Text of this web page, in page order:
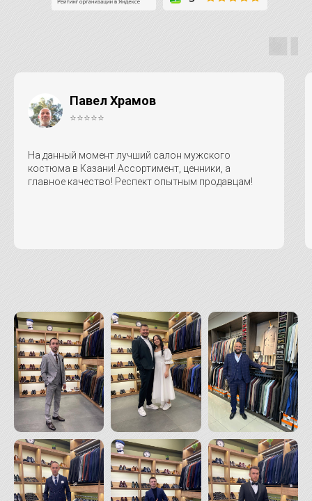
Павел Храмов
⭐⭐⭐⭐⭐
На данный момент лучший салон мужского
костюма в Казани! Ассортимент, ценники, а
главное качество! Респект опытным продавцам!